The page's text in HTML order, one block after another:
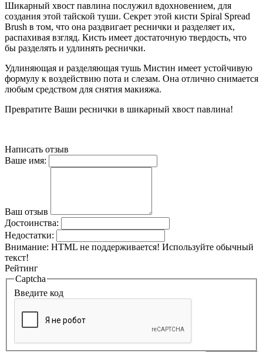
Шикарный хвост павлина послужил вдохновением, для
создания этой тайской туши. Секрет этой кисти Spiral Spread
Brush в том, что она раздвигает реснички и разделяет их,
распахивая взгляд. Кисть имеет достаточную твердость, что
бы разделять и удлинять реснички.
Удлиняющая и разделяющая тушь Мистин имеет устойчивую
формулу к воздействию пота и слезам. Она отлично снимается
любым средством для снятия макияжа.
Превратите Ваши реснички в шикарный хвост павлина!
Написать отзыв
Ваше имя:
Ваш отзыв
Достоинства:
Недостатки:
Внимание: HTML не поддерживается! Используйте обычный
текст!
Рейтинг
Captcha
Введите код